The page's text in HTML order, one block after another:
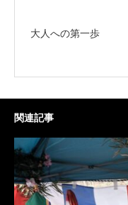
大人への第一歩
関連記事